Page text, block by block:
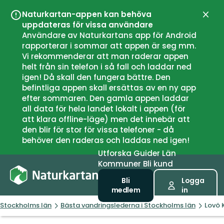
Naturkartan-appen kan behöva
uppdateras för vissa användare
Användare av Naturkartans app för Android
rapporterar i sommar att appen är seg mm.
Vi rekommenderar att man raderar appen
helt från sin telefon i så fall och laddar ned
igen! Då skall den fungera bättre. Den
befintliga appen skall ersättas av en ny app
efter sommaren. Den gamla appen laddar
all data för hela landet lokalt i appen (för
att klara offline-läge) men det innebär att
den blir för stor för vissa telefoner - då
behöver den raderas och laddas ned igen!
UtforskaGuiderLän
Kommuner Bli kund
Bli
medlem
Logga
in
Stockholms län Bästa vandringslederna i Stockholms län Lovö